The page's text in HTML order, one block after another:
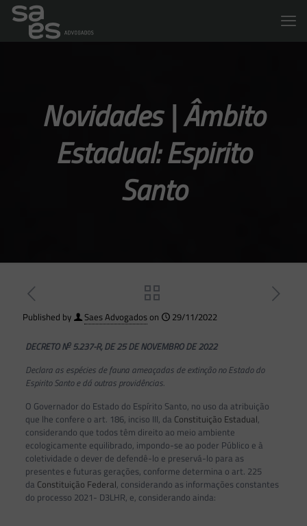
Novidades | Âmbito
Estadual: Espirito
Santo
Published by Saes Advogadoson 29/11/2022
DECRETO No5.237-R, DE 25 DE NOVEMBRO DE 2022
Declara as espécies de fauna ameaçadas de extinção no Estado do
Espirito Santo e dá outras providências.
O Governador do Estado do Espírito Santo, no uso da atribuição
que lhe confere o art. 186, inciso III, da Constituição Estadual,
considerando que todos têm direito ao meio ambiente
ecologicamente equilibrado, impondo-se ao poder Público e à
coletividade o dever de defendê-lo e preservá-lo para as
presentes e futuras gerações, conforme determina o art. 225
da Constituição Federal, considerando as informações constantes
do processo 2021- D3LHR, e, considerando ainda: